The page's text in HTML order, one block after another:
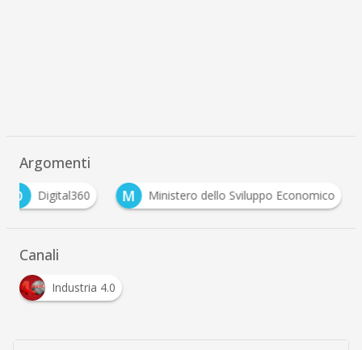
Argomenti
D
Digital360 M Ministero dello Sviluppo Economico
Canali
Industria 4.0